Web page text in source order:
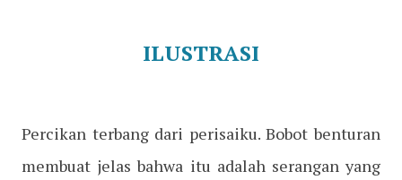
ILUSTRASI
Percikan terbang dari perisaiku. Bobot benturan
membuat jelas bahwa itu adalah serangan yang